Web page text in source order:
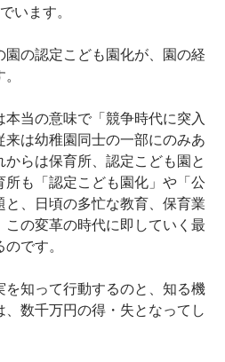
います。
園の認定こども園化が、園の経
当の意味で「競争時代に突入
来は幼稚園同士の一部にのみあ
らは保育所、認定こども園と
も「認定こども園化」や「公
、日頃の多忙な教育、保育業
の変革の時代に即していく最
です。
知って行動するのと、知る機
数千万円の得・失となってし